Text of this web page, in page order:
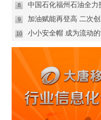
8 中国石化福州石油全力
9 加油赋能再登高 二次创
10 小小安全帽 成为流动的